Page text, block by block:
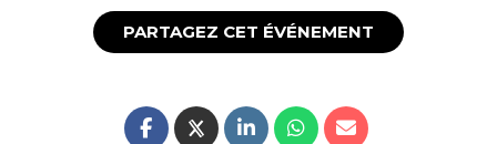
PARTAGEZ CET ÉVÉNEMENT